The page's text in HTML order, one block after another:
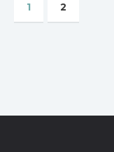
1 2